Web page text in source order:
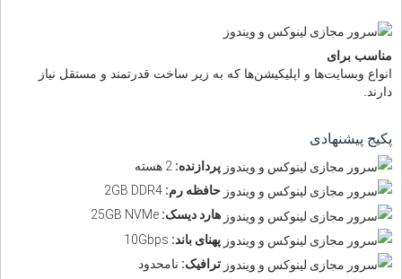
مناسب برای
انواع وبسایت‌ها و اپلیکیشن‌ها که به زیر ساخت قدرتمند و مستقل نیاز
دارند.
پکیج پیشنهادی
پردازنده:
حافظه رم:
هارد دیسک:
پهنای باند:
ترافیک: نامحدود